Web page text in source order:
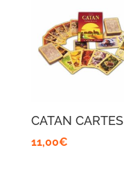
CATAN CARTES
11,00€